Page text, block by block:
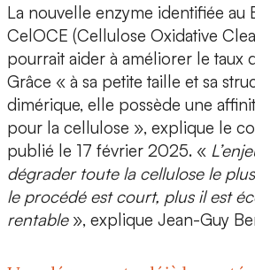
La nouvelle enzyme identifiée au
CelOCE (Cellulose Oxidative
pourrait aider à améliorer le taux
Grâce « à sa petite taille et sa
dimérique, elle possède une
pour la cellulose », explique le
publié le 17 février 2025. «
dégrader toute la cellulose le
le procédé est court, plus il est
rentable», explique Jean-Guy